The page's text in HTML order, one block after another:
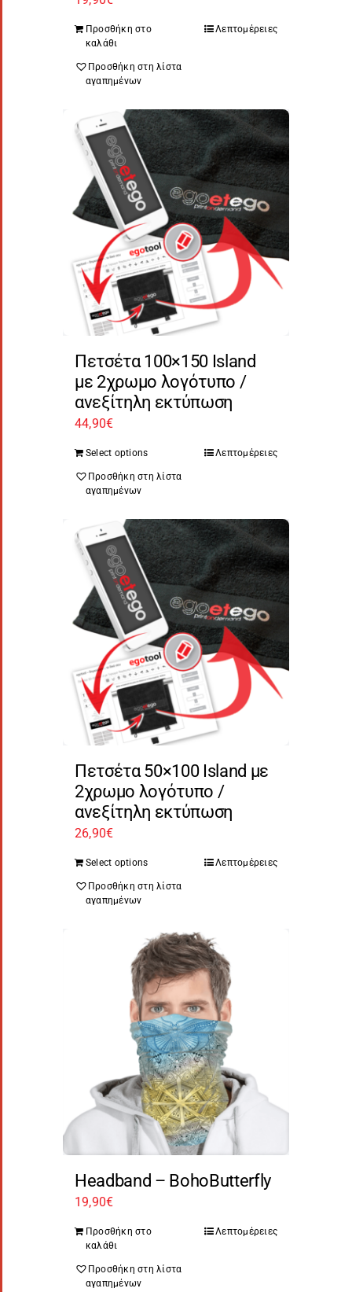
Προσθήκη στο
καλάθι
Λεπτομέρειες
Προσθήκη στη λίστα
αγαπημένων
Πετσέτα 100×150 Island
με 2χρωμο λογότυπο /
ανεξίτηλη εκτύπωση
44,90€
Select options Λεπτομέρειες
Προσθήκη στη λίστα
αγαπημένων
Πετσέτα 50×100 Island με
2χρωμο λογότυπο /
ανεξίτηλη εκτύπωση
26,90€
Select options Λεπτομέρειες
Προσθήκη στη λίστα
αγαπημένων
Headband – BohoButterfly
19,90€
Προσθήκη στο
καλάθι
Λεπτομέρειες
Προσθήκη στη λίστα
αγαπημένων